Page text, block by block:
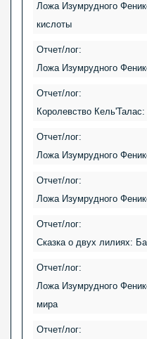
Ложа Изумрудного
кислоты
Отчет/лог:
Ложа Изумрудного
Отчет/лог:
Королевство
Отчет/лог:
Ложа Изумрудного
Отчет/лог:
Ложа Изумрудного
Отчет/лог:
Сказка о двух лилиях:
Отчет/лог:
Ложа Изумрудного
мира
Отчет/лог: